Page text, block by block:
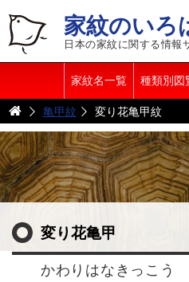
家紋のいろ
日本の家紋に関する情報
家紋名一覧 種類別図
亀甲紋 変り花亀甲紋
変り花亀甲
かわりはなきっこう